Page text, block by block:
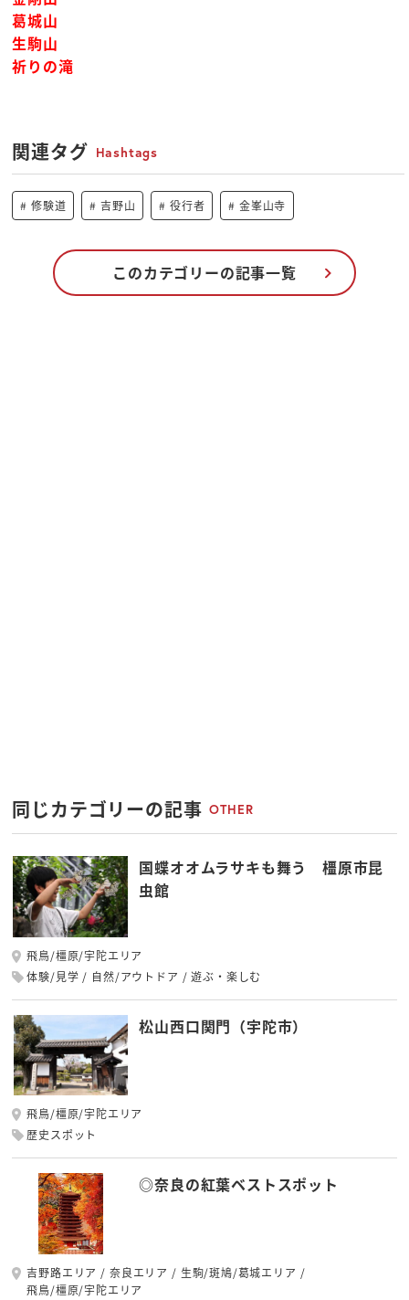
葛城山
生駒山
祈りの滝
関連タグ Hashtags
修験道 吉野山 役行者 金峯山寺
このカテゴリーの記事一覧
同じカテゴリーの記事 OTHER
国蝶オオムラサキも舞う 橿原市昆
虫館
飛鳥/橿原/宇陀エリア
体験/見学
自然/アウトドア 遊ぶ・楽しむ
松山西口関門（宇陀市）
飛鳥/橿原/宇陀エリア
歴史スポット
◎奈良の紅葉ベストスポット
吉野路エリア 奈良エリア
生駒/斑鳩/葛城エリア
飛鳥/橿原/宇陀エリア